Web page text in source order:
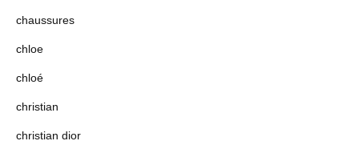
chaussures
chloe
chloé
christian
christian dior